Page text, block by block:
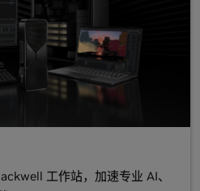
工作站，加速专业 AI、